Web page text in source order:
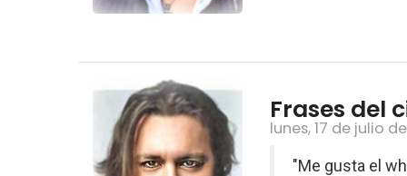
Frases del
lunes, 17 de julio
"Me gusta el